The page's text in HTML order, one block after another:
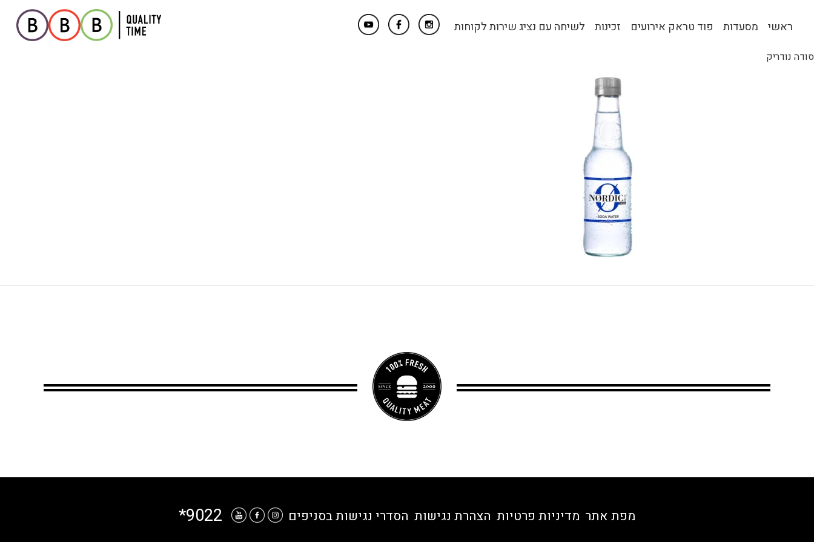
ראשי מסעדות פוד טראק אירועים זכינות לשיחה עם נציג שירות לקוחות
סודה נודריק
מפת אתר מדיניות פרטיות הצהרת נגישות הסדרי נגישות בסניפים *9022